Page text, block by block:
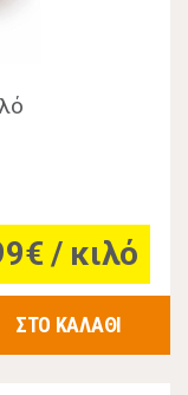
/ κιλό
ΣΤΟ ΚΑΛΑΘΙ